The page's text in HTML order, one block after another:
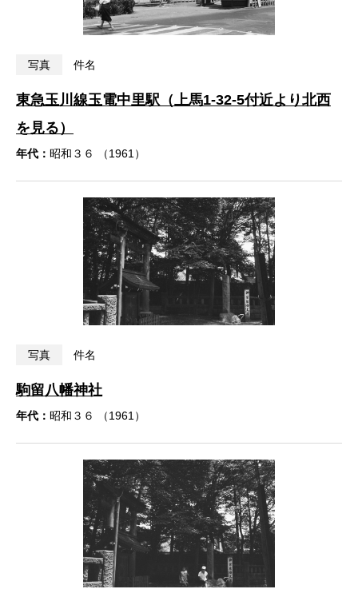
写真 件名
東急玉川線玉電中里駅（上馬1-32-5付近より北西
を見る）
年代： 昭和３６ （1961）
写真 件名
駒留八幡神社
年代： 昭和３６ （1961）